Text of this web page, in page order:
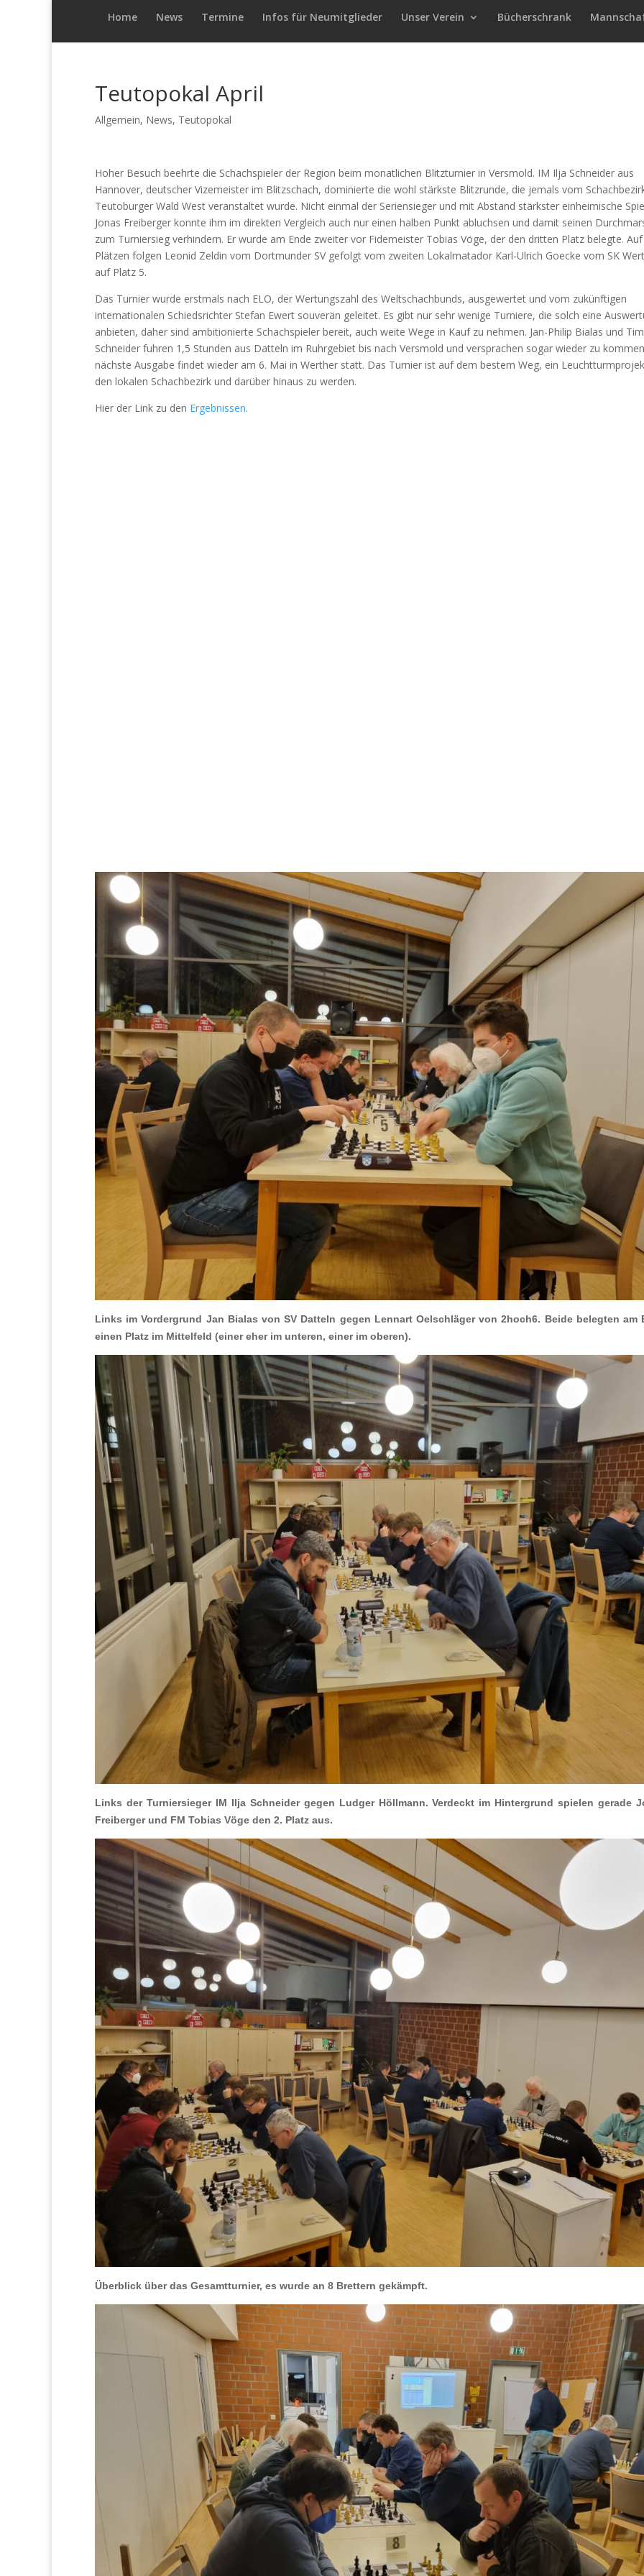
Home News Termine Infos für Neumitglieder Unser Verein Bücherschrank
Teutopokal April
Allgemein, News, Teutopokal
Hoher Besuch beehrte die Schachspieler der Region beim monatlichen Blitzturnier in Versmold. IM Ilja Schneider aus
Hannover, deutscher Vizemeister im Blitzschach, dominierte die wohl stärkste Blitzrunde, die jemals vom
Teutoburger Wald West veranstaltet wurde. Nicht einmal der Seriensieger und mit Abstand stärkster einheimische
Jonas Freiberger konnte ihm im direkten Vergleich auch nur einen halben Punkt abluchsen und damit seinen
zum Turniersieg verhindern. Er wurde am Ende zweiter vor Fidemeister Tobias Vöge, der den dritten Platz belegte.
Plätzen folgen Leonid Zeldin vom Dortmunder SV gefolgt vom zweiten Lokalmatador Karl-Ulrich Goecke vom SK
auf Platz 5.
Das Turnier wurde erstmals nach ELO, der Wertungszahl des Weltschachbunds, ausgewertet und vom zukünftigen
internationalen Schiedsrichter Stefan Ewert souverän geleitet. Es gibt nur sehr wenige Turniere, die solch eine
anbieten, daher sind ambitionierte Schachspieler bereit, auch weite Wege in Kauf zu nehmen. Jan-Philip Bialas und
Schneider fuhren 1,5 Stunden aus Datteln im Ruhrgebiet bis nach Versmold und versprachen sogar wieder zu
nächste Ausgabe findet wieder am 6. Mai in Werther statt. Das Turnier ist auf dem bestem Weg, ein
den lokalen Schachbezirk und darüber hinaus zu werden.
Hier der Link zu den Ergebnissen.
Links im Vordergrund Jan Bialas von SV Datteln gegen Lennart Oelschläger von 2hoch6. Beide belegten am
einen Platz im Mittelfeld (einer eher im unteren, einer im oberen).
Links der Turniersieger IM Ilja Schneider gegen Ludger Höllmann. Verdeckt im Hintergrund spielen gerade
Freiberger und FM Tobias Vöge den 2. Platz aus.
Überblick über das Gesamtturnier, es wurde an 8 Brettern gekämpft.